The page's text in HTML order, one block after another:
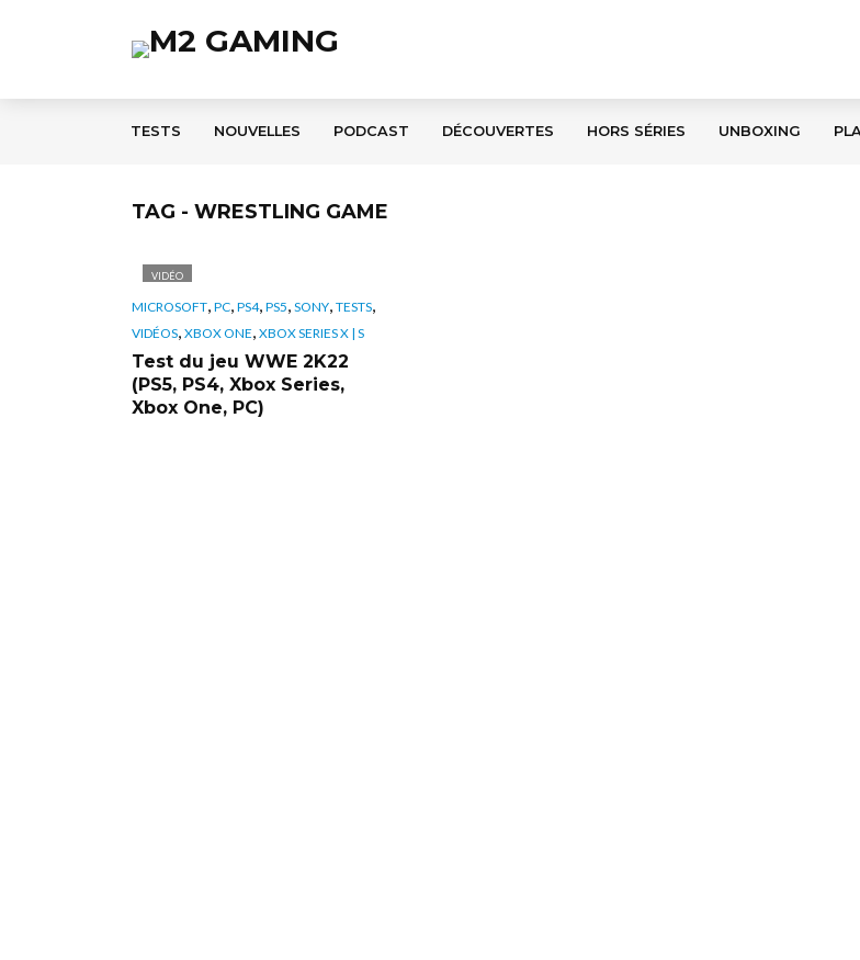
TESTS NOUVELLES PODCAST DÉCOUVERTES HORS SÉRIES UNBOXING
TAG - WRESTLING GAME
VIDÉO
MICROSOFT, PC, PS4, PS5, SONY, TESTS,
VIDÉOS, XBOX ONE, XBOX SERIES X | S
Test du jeu WWE 2K22
(PS5, PS4, Xbox Series,
Xbox One, PC)